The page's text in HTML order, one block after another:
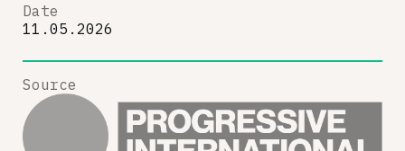
Date
11.05.2026
Source